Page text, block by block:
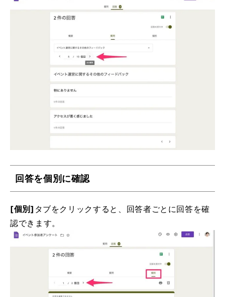
回答を個別に確認
[個別] タブをクリックすると、回答者ごとに回答を確
認できます。